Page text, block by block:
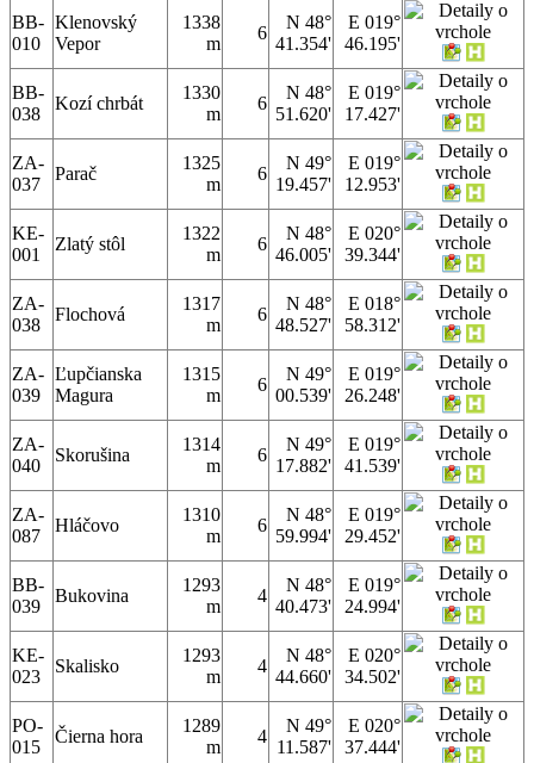
BB-
010
Klenovský
Vepor
1338
m
6
N 48°
41.354'
E 019°
46.195'
BB-
038
Kozí chrbát
1330
m
6
N 48°
51.620'
E 019°
17.427'
ZA-
037
Parač
1325
m
6
N 49°
19.457'
E 019°
12.953'
KE-
001
Zlatý stôl
1322
m
6
N 48°
46.005'
E 020°
39.344'
ZA-
038
Flochová
1317
m
6
N 48°
48.527'
E 018°
58.312'
ZA-
039
Ľupčianska
Magura
1315
m
6
N 49°
00.539'
E 019°
26.248'
ZA-
040
Skorušina
1314
m
6
N 49°
17.882'
E 019°
41.539'
ZA-
087
Hláčovo
1310
m
6
N 48°
59.994'
E 019°
29.452'
BB-
039
Bukovina
1293
m
4
N 48°
40.473'
E 019°
24.994'
KE-
023
Skalisko
1293
m
4
N 48°
44.660'
E 020°
34.502'
PO-
015
Čierna hora
1289
m
4
N 49°
11.587'
E 020°
37.444'